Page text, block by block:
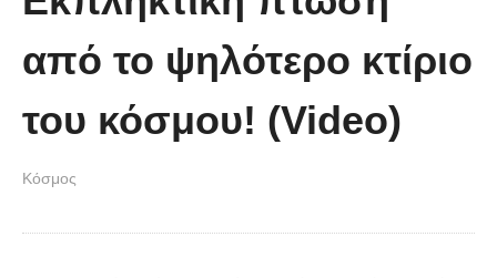
Οι 5 Γιατροί Κρύφτηκαν πίσω από
όταν έπεσε απλά ΔΕΝ περιγράφεται!
από το ψηλότερο κτίριο
του κόσμου! (Video)
Κόσμος